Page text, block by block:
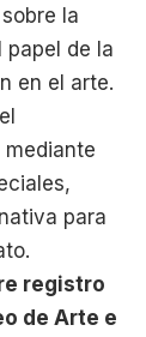
la
de la
en el arte.
para
registro
de Arte e